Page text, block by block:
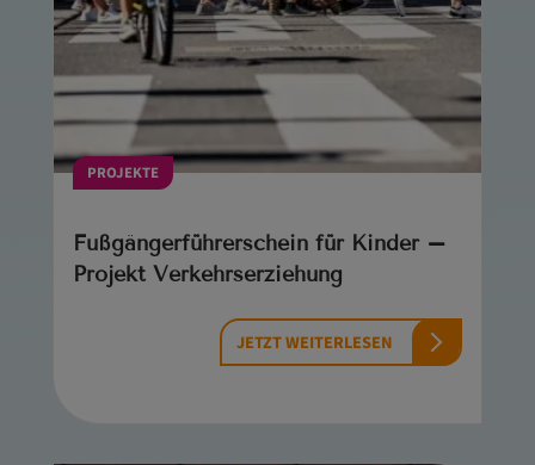
PROJEKTE
Fußgängerführerschein für Kinder –
Projekt Verkehrserziehung
JETZT WEITERLESEN